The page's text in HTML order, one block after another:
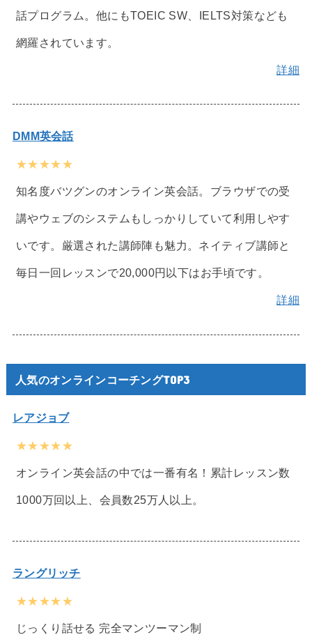
話プログラム。他にもTOEIC SW、IELTS対策なども
網羅されています。
詳細
DMM英会話
★★★★★
知名度バツグンのオンライン英会話。ブラウザでの受
講やウェブのシステムもしっかりしていて利用しやす
いです。厳選された講師陣も魅力。ネイティブ講師と
毎日一回レッスンで20,000円以下はお手頃です。
詳細
人気のオンラインコーチングTOP3
レアジョブ
★★★★★
オンライン英会話の中では一番有名！累計レッスン数
1000万回以上、会員数25万人以上。
ラングリッチ
★★★★★
じっくり話せる 完全マンツーマン制